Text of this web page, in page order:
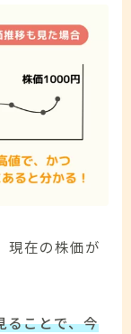
現在の株価が
ることで、今